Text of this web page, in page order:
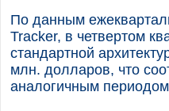
По данным
Tracker, в четвертом
стандартной
млн. долларов, что
аналогичным